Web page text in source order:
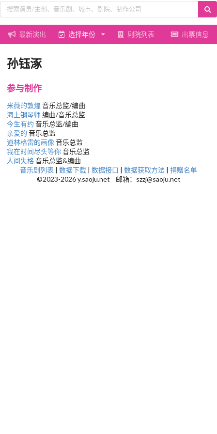
最新演出 选择年份 剧院列表 出票信息
孙钰涿
参与制作
米薇的敦煌 音乐总监/编曲
海上钢琴师编曲/音乐总监
今生有约 音乐总监/编曲
亲爱的 音乐总监
道林格雷的画像 音乐总监
我在时间尽头等你音乐总监
人间失格音乐总监&编曲
音乐剧列表 | 数据下载 | 数据接口 | 数据获取方法 | 捐赠名单
©2023-2026 y.saoju.net 邮箱：szzj@saoju.net